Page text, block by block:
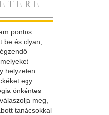
pontos
be és olyan,
helyzeten
egy
önkéntes
meg,
tanácsokkal